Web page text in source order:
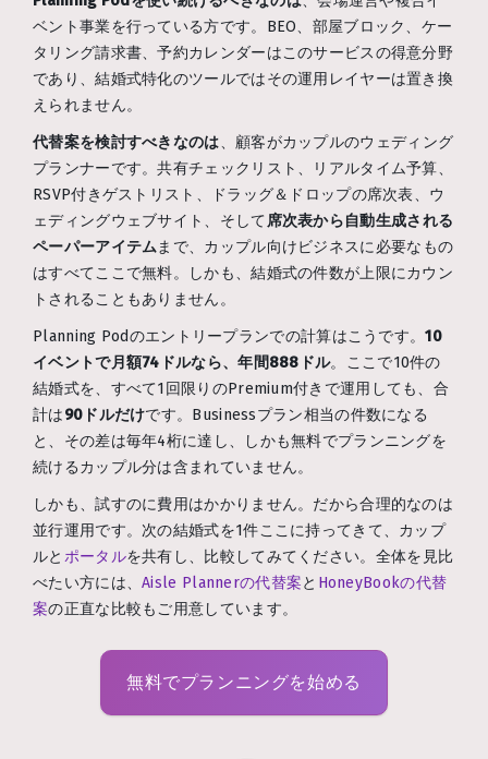
ベント事業を行っている方です。BEO、部屋ブロック、ケー
タリング請求書、予約カレンダーはこのサービスの得意分野
であり、結婚式特化のツールではその運用レイヤーは置き換
えられません。
代替案を検討すべきなのは、顧客がカップルのウェディング
プランナーです。共有チェックリスト、リアルタイム予算、
RSVP付きゲストリスト、ドラッグ＆ドロップの席次表、ウ
ェディングウェブサイト、そして席次表から自動生成される
ペーパーアイテムまで、カップル向けビジネスに必要なもの
はすべてここで無料。しかも、結婚式の件数が上限にカウン
トされることもありません。
Planning Podのエントリープランでの計算はこうです。10
イベントで月額74ドルなら、年間888ドル。ここで10件の
結婚式を、すべて1回限りのPremium付きで運用しても、合
計は90ドルだけです。Businessプラン相当の件数になる
と、その差は毎年4桁に達し、しかも無料でプランニングを
続けるカップル分は含まれていません。
しかも、試すのに費用はかかりません。だから合理的なのは
並行運用です。次の結婚式を1件ここに持ってきて、カップ
ルと ポータルを共有し、比較してみてください。全体を見比
べたい方には、Aisle Plannerの代替案と HoneyBookの代替
案の正直な比較もご用意しています。
無料でプランニングを始める